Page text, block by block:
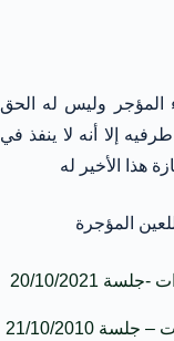
المؤجر وليس له الحق
إلا أنه لا ينفذ في
هذا الأخير له
المؤجرة